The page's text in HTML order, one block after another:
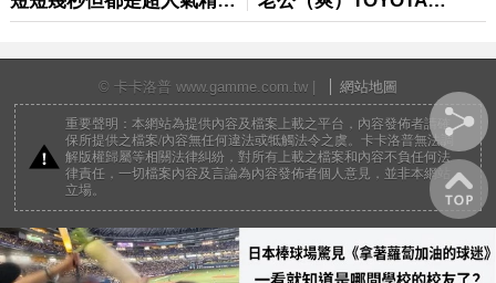
© 卡卡洛普 www.gamme.com.tw | 網站地圖
重要聲明：本網站為提供內容及檔案上載之平台，內容發佈者請確
保所提供之檔案/內容無任何違法或牴觸法令之虞。卡卡洛普無法調
解版權歸屬等相關法律糾紛，對所有上載之檔案和內容不負任何法
律責任，一切檔案內容及言論為內容發佈者個人意見，並非本網站
立場。